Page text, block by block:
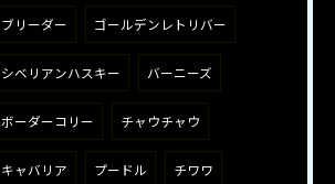
ブリーダー ゴールデンレトリバー
シベリアンハスキー バーニーズ
ボーダーコリー チャウチャウ
キャバリア プードル チワワ